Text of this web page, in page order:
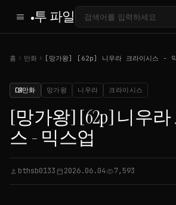
menu 투 파일
홈 chevron_right 만화 chevron_right [망가왕] [62p] 니우라 크라이시스 -
menu_book만화 망가왕 니우라 크라이시스
[망가왕] [62p] 니우
스 - 믹스업
person bthsb0133 calendar_today2026.06.04visibility7,593